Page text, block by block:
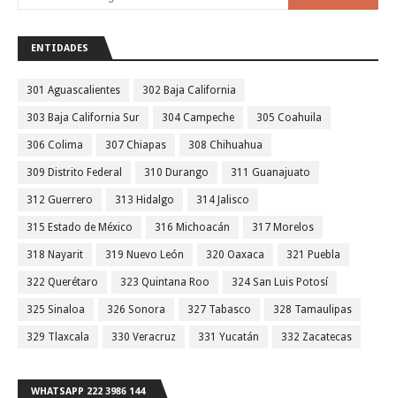
ENTIDADES
301 Aguascalientes 302 Baja California
303 Baja California Sur 304 Campeche 305 Coahuila
306 Colima 307 Chiapas 308 Chihuahua
309 Distrito Federal 310 Durango 311 Guanajuato
312 Guerrero 313 Hidalgo 314 Jalisco
315 Estado de México 316 Michoacán 317 Morelos
318 Nayarit 319 Nuevo León 320 Oaxaca 321 Puebla
322 Querétaro 323 Quintana Roo 324 San Luis Potosí
325 Sinaloa 326 Sonora 327 Tabasco 328 Tamaulipas
329 Tlaxcala 330 Veracruz 331 Yucatán 332 Zacatecas
WHATSAPP 222 3986 144